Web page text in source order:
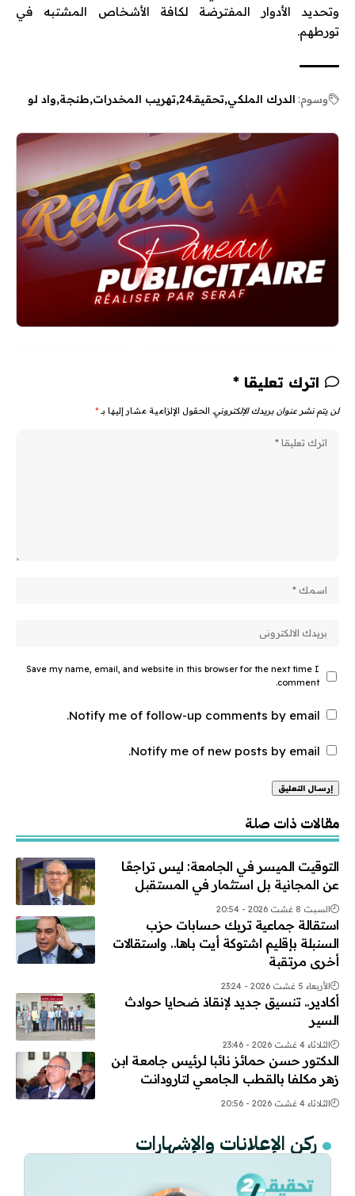
وتحديد الأدوار المفترضة لكافة الأشخاص المشتبه في
تورطهم.
وسوم: الدرك الملكي تحقيقـ24 تهريب المخدرات طنجة واد لو
اترك تعليقا *
لن يتم نشر عنوان بريدك الإلكتروني. الحقول الإلزامية مشار إليها بـ *
Save my name, email, and website in this browser for the next time I
comment.
Notify me of follow-up comments by email.
Notify me of new posts by email.
مقالات ذات صلة
التوقيت الميسر في الجامعة: ليس تراجعًا
عن المجانية بل استثمار في المستقبل
السبت 8 غشت 2026 - 20:54
استقالة جماعية تربك حسابات حزب
السنبلة بإقليم اشتوكة أيت باها.. واستقالات
أخرى مرتقبة
الأربعاء 5 غشت 2026 - 23:24
أكادير.. تنسيق جديد لإنقاذ ضحايا حوادث
السير
الثلاثاء 4 غشت 2026 - 23:46
الدكتور حسن حمائز نائبا لرئيس جامعة ابن
زهر مكلفا بالقطب الجامعي لتارودانت
الثلاثاء 4 غشت 2026 - 20:56
ركن الإعلانات والإشهارات